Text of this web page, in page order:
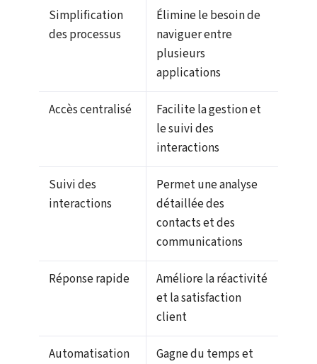
Simplification
des processus
Élimine le besoin de
naviguer entre
plusieurs
applications
Accès centralisé
Facilite la gestion et
le suivi des
interactions
Suivi des
interactions
Permet une analyse
détaillée des
contacts et des
communications
Réponse rapide
Améliore la réactivité
et la satisfaction
client
Automatisation
Gagne du temps et